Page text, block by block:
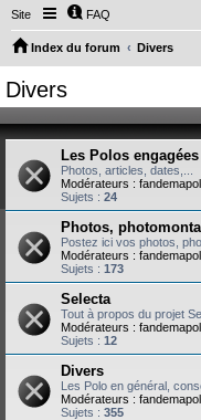
Site FAQ
Index du forum Divers
Divers
Les Polos
Photos, articles, dates,...
Modérateurs :
Sujets : 24
Photos,
Postez ici vos photos,
Modérateurs :
Sujets : 173
Selecta
Tout à propos du projet
Modérateurs :
Sujets : 12
Divers
Les Polo en général,
Modérateurs :
Sujets : 355